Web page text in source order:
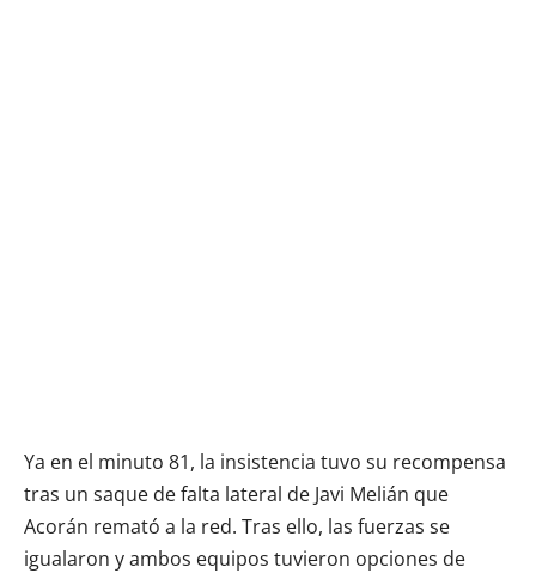
Ya en el minuto 81, la insistencia tuvo su recompensa
tras un saque de falta lateral de Javi Melián que
Acorán remató a la red. Tras ello, las fuerzas se
igualaron y ambos equipos tuvieron opciones de